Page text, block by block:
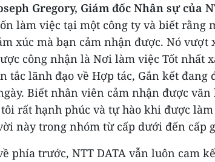
Gregory, Giám đốc Nhân sự của
làm việc tại một công ty và biết rằng
xúc mà bạn cảm nhận được. Nó
công nhận là Nơi làm việc Tốt nhất
tắc lãnh đạo về Hợp tác, Gắn kết
Biết nhân viên cảm nhận được
rất hạnh phúc và tự hào khi được
này trong nhóm từ cấp dưới đến cấp
phía trước, NTT DATA vẫn luôn cam